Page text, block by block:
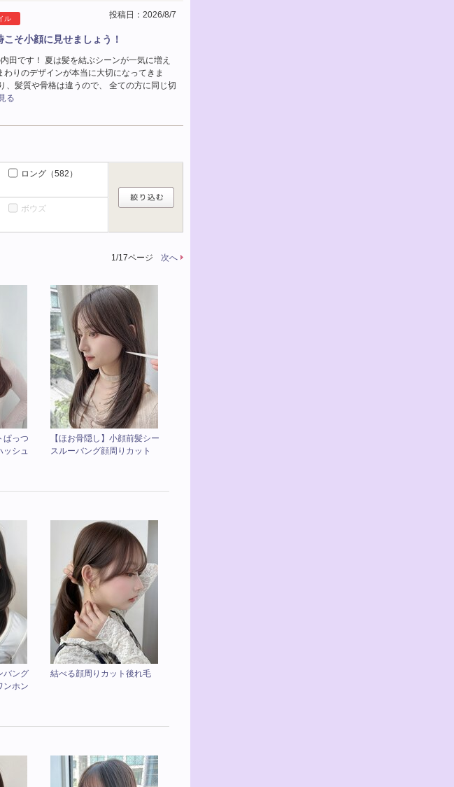
ル 投稿日：2026/8/7
こそ小顔に見せましょう！
田です！ 夏は髪を結ぶシーンが一気に増え
わりのデザインが本当に大切になってきま
、髪質や骨格は違うので、 全ての方に同じ切
る
ロング （582）
ボウズ
1/17ページ 次へ
ぱっつ
ッシュ
【ほお骨隠し】小顔前髪シー
スルーバング顔周りカット
バング
ンホン
結べる顔周りカット後れ毛